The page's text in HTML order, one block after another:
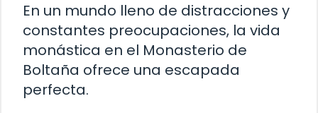
En un mundo lleno de distracciones y
constantes preocupaciones, la vida
monástica en el Monasterio de
Boltaña ofrece una escapada
perfecta.